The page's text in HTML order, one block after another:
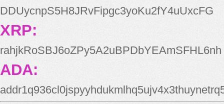
DDUycnpS5H8JRvFipgc3yoKu2fY4uUxcFG
XRP:
rahjkRoSBJ6oZPy5A2uBPDbYEAmSFHL6nh
ADA: